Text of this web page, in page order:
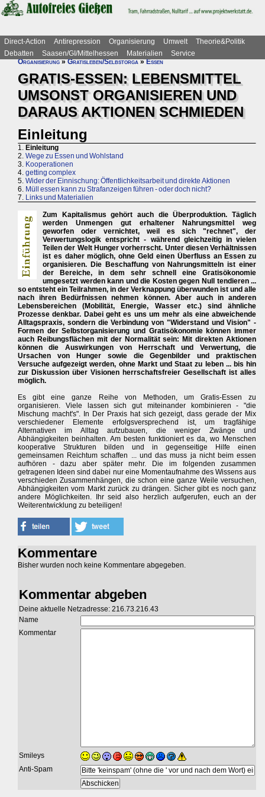
Direct-Action Antirepression Organisierung Umwelt
Theorie&Politik
Debatten
Saasen/GI/Mittelhessen Materialien
Service
Organisierung»Gratisleben/Selbstorga»Essen
GRATIS-ESSEN: LEBENSMITTEL
UMSONST ORGANISIEREN UND
DARAUS AKTIONEN SCHMIEDEN
Einleitung
1. Einleitung
2. Wege zu Essen und Wohlstand
3. Kooperationen
4. getting complex
5. Wider der Einnischung: Öffentlichkeitsarbeit und direkte Aktionen
6. Müll essen kann zu Strafanzeigen führen - oder doch nicht?
7. Links und Materialien
Zum Kapitalismus gehört auch die Überproduktion. Täglich
werden Unmengen gut erhaltener Nahrungsmittel weg
geworfen oder vernichtet, weil es sich "rechnet", der
Verwertungslogik entspricht - während gleichzeitig in vielen
Teilen der Welt Hunger vorherrscht. Unter diesen Verhältnissen
ist es daher möglich, ohne Geld einen Überfluss an Essen zu
organisieren. Die Beschaffung von Nahrungsmitteln ist einer
der Bereiche, in dem sehr schnell eine Gratisökonomie
umgesetzt werden kann und die Kosten gegen Null tendieren ...
so entsteht ein Teilrahmen, in der Verknappung überwunden ist und alle
nach ihren Bedürfnissen nehmen können. Aber auch in anderen
Lebensbereichen (Mobilität, Energie, Wasser etc.) sind ähnliche
Prozesse denkbar. Dabei geht es uns um mehr als eine abweichende
Alltagspraxis, sondern die Verbindung von "Widerstand und Vision" -
Formen der Selbstorganisierung und Gratisökonomie können immer
auch Reibungsflächen mit der Normalität sein: Mit direkten Aktionen
können die Auswirkungen von Herrschaft und Verwertung, die
Ursachen von Hunger sowie die Gegenbilder und praktischen
Versuche aufgezeigt werden, ohne Markt und Staat zu leben ... bis hin
zur Diskussion über Visionen herrschaftsfreier Gesellschaft ist alles
möglich.
Es gibt eine ganze Reihe von Methoden, um Gratis-Essen zu
organisieren. Viele lassen sich gut miteinander kombinieren - "die
Mischung macht's". In Der Praxis hat sich gezeigt, dass gerade der Mix
verschiedener Elemente erfolgsversprechend ist, um tragfähige
Alternativen im Alltag aufzubauen, die weniger Zwänge und
Abhängigkeiten beinhalten. Am besten funktioniert es da, wo Menschen
kooperative Strukturen bilden und in gegenseitige Hilfe einen
gemeinsamen Reichtum schaffen ... und das muss ja nicht beim essen
aufhören - dazu aber später mehr. Die im folgenden zusammen
getragenen Ideen sind dabei nur eine Momentaufnahme des Wissens aus
verschieden Zusammenhängen, die schon eine ganze Weile versuchen,
Abhängigkeiten vom Markt zurück zu drängen. Sicher gibt es noch ganz
andere Möglichkeiten. Ihr seid also herzlich aufgerufen, euch an der
Weiterentwicklung zu beteiligen!
Kommentare
Bisher wurden noch keine Kommentare abgegeben.
Kommentar abgeben
Deine aktuelle Netzadresse: 216.73.216.43
Name
Kommentar
Smileys
Anti-Spam